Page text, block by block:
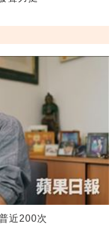
近200次